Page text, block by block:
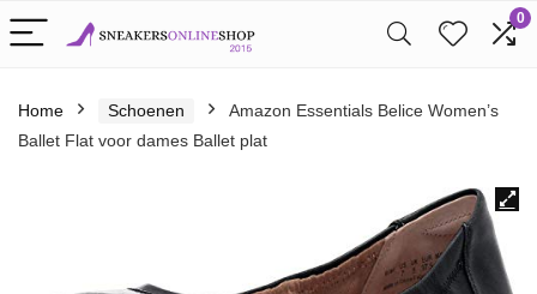
0
Home Schoenen
Amazon Essentials Belice Women’s
Ballet Flat voor dames Ballet plat